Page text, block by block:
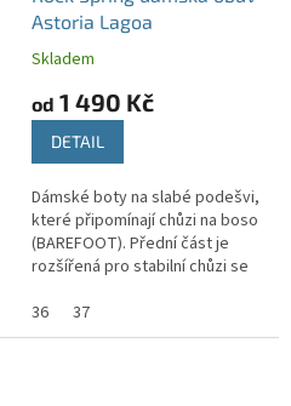
Astoria Lagoa
Skladem
od 1 490 Kč
DETAIL
Dámské boty na slabé podešvi,
které připomínají chůzi na boso
(BAREFOOT). Přední část je
rozšířená pro stabilní chůzi se
36
37